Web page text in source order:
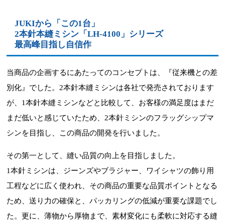
JUKIから「この1台」
2本針本縫ミシン「LH-4100」シリーズ
最高峰目指し自信作
当商品の企画するにあたってのコンセプトは、『従来機との差
別化』でした。2本針本縫ミシンは各社で発売されております
が、1本針本縫ミシンなどと比較して、お客様の満足度はまだ
まだ低いと感じていたため、2本針ミシンのフラッグシップマ
シンを目指し、この商品の開発を行いました。
その第一として、縫い品質の向上を目指しました。
1本針ミシンは、ジーンズやブラジャー、ワイシャツの飾り用
工程などに広く使われ、その商品の重要な品質ポイントとなる
ため、送り力の確保と、パッカリングの低減が重要な課題でし
た。更に、薄物から厚物まで、素材変化にも柔軟に対応する縫